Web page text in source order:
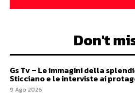
Don't
Gs Tv – Le immagini della
Sticciano e le interviste ai
9 Ago 2026